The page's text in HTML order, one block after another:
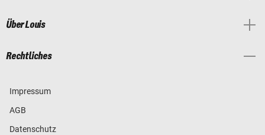
Über Louis
Rechtliches
Impressum
AGB
Datenschutz